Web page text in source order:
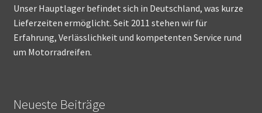
Unser Hauptlager befindet sich in Deutschland, was kurze
Lieferzeiten ermöglicht. Seit 2011 stehen wir für
Erfahrung, Verlässlichkeit und kompetenten Service rund
um Motorradreifen.
Neueste Beiträge